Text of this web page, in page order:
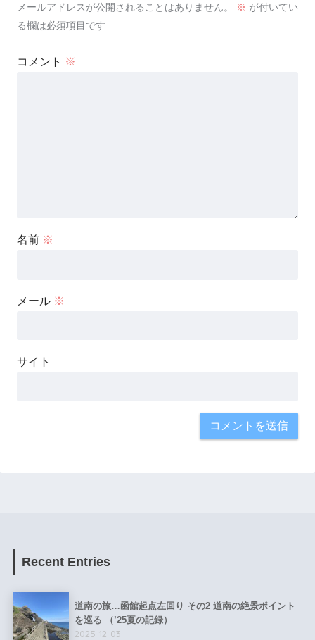
メールアドレスが公開されることはありません。 ※ が付いてい
る欄は必須項目です
コメント ※
名前 ※
メール ※
サイト
Recent Entries
道南の旅…函館起点左回り その2 道南の絶景ポイント
を巡る （’25夏の記録）
2025-12-03